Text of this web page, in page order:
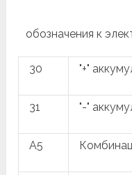
обозначения к
30 "+"
31 "-"
A5